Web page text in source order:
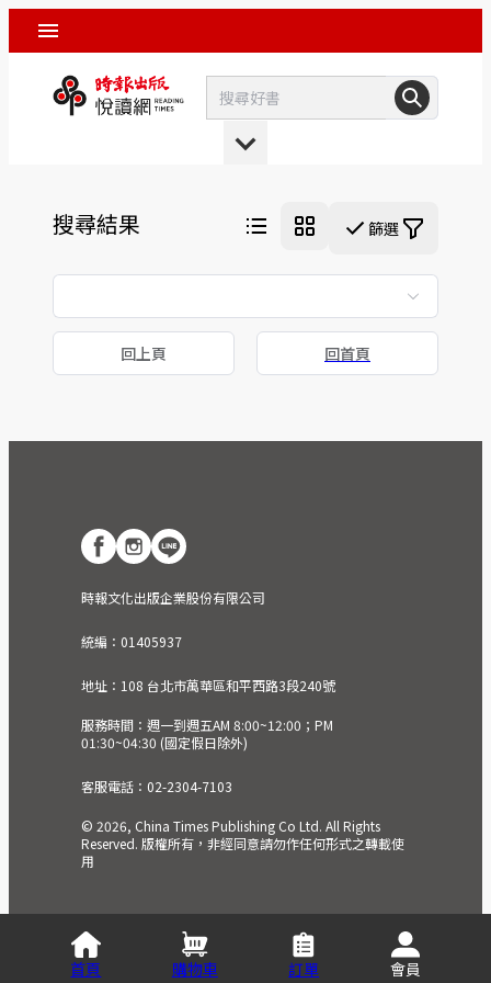
搜尋結果 篩選
回上頁 回首頁
時報文化出版企業股份有限公司
統編：01405937
地址：108 台北市萬華區和平西路3段240號
服務時間：週一到週五AM 8:00~12:00；PM
01:30~04:30 (國定假日除外)
客服電話：02-2304-7103
© 2026, China Times Publishing Co Ltd. All Rights
Reserved. 版權所有，非經同意請勿作任何形式之轉載使
用
首頁 購物車 訂單 會員